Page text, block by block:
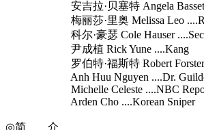
安吉拉·贝塞特 Angela Bassett
梅丽莎·里奥 Melissa Leo
科尔·豪瑟 Cole Hauser ....Secret
尹成植 Rick Yune ....Kang
罗伯特·福斯特 Robert Forster
Anh Huu Nguyen ....Dr.
Michelle Celeste ....NBC
Arden Cho ....Korean Sniper
◎简 介